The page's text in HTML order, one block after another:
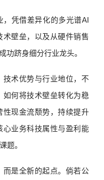
凭借差异化的多光谱AI
壁垒，以及从硬件销售
功跻身细分行业龙头。
术优势与行业地位，不
何将技术壁垒转化为稳
性现金流颓势，持续提升
心业务科技属性与盈利能
题。
而是全新的起点。倘若公